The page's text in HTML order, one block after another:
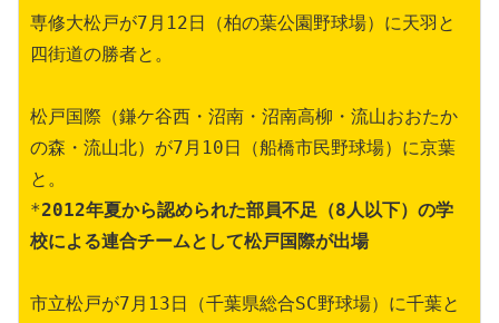
専修大松戸が7月12日（柏の葉公園野球場）に天羽と
四街道の勝者と。
松戸国際（鎌ケ谷西・沼南・沼南高柳・流山おおたか
の森・流山北）が7月10日（船橋市民野球場）に京葉
と。
*2012年夏から認められた部員不足（8人以下）の学
校による連合チームとして松戸国際が出場
市立松戸が7月13日（千葉県総合SC野球場）に千葉と